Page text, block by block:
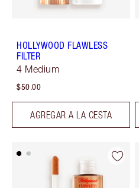
HOLLYWOOD FLAWLESS
FILTER
4 Medium
$50.00
AGREGAR A LA CESTA